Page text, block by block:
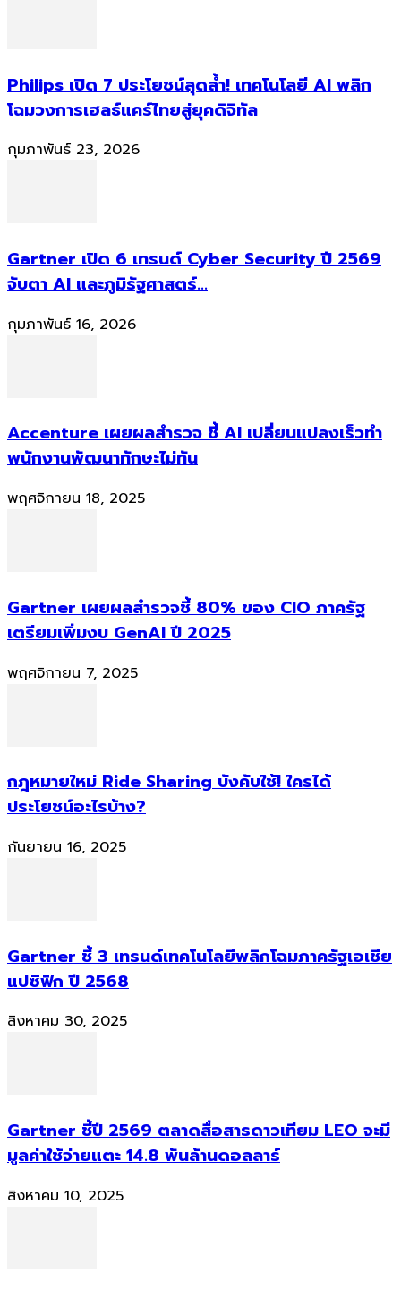
Philips เปิด 7 ประโยชน์สุดล้ำ! เทคโนโลยี AI พลิก
โฉมวงการเฮลธ์แคร์ไทยสู่ยุคดิจิทัล
กุมภาพันธ์ 23, 2026
Gartner เปิด 6 เทรนด์ Cyber Security ปี 2569
จับตา AI และภูมิรัฐศาสตร์...
กุมภาพันธ์ 16, 2026
Accenture เผยผลสำรวจ ชี้ AI เปลี่ยนแปลงเร็วทำ
พนักงานพัฒนาทักษะไม่ทัน
พฤศจิกายน 18, 2025
Gartner เผยผลสำรวจชี้ 80% ของ CIO ภาครัฐ
เตรียมเพิ่มงบ GenAI ปี 2025
พฤศจิกายน 7, 2025
กฎหมายใหม่ Ride Sharing บังคับใช้! ใครได้
ประโยชน์อะไรบ้าง?
กันยายน 16, 2025
Gartner ชี้ 3 เทรนด์เทคโนโลยีพลิกโฉมภาครัฐเอเชีย
แปซิฟิก ปี 2568
สิงหาคม 30, 2025
Gartner ชี้ปี 2569 ตลาดสื่อสารดาวเทียม LEO จะมี
มูลค่าใช้จ่ายแตะ 14.8 พันล้านดอลลาร์
สิงหาคม 10, 2025